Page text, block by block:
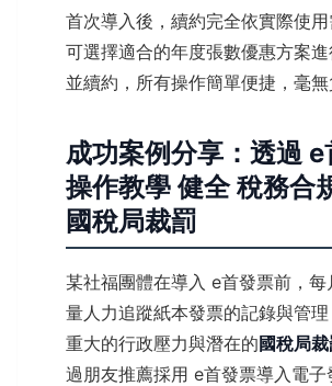
首次導入後，續約完全依實際使
可選擇適合的年度張數優惠方案
並續約，所有操作簡單便捷，毫無
成功案例分享：透過 e
操作教學 健全 稅務合
國稅局裁罰
某社福團體在導入 e首發票前，每
量人力追蹤紙本發票的記錄與管
重大的行政壓力與潛在的 國稅局
過朋友推薦採用 e首發票導入電子